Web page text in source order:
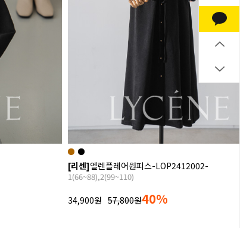
[리센]엘렌플레어원피스-LOP2412002-
1(66~88),2(99~110)
34,900원 57,800원40%